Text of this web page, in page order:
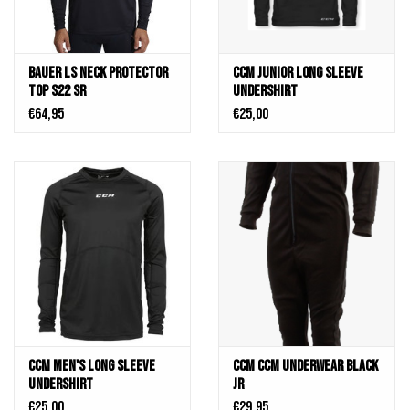
Bauer LS Neck Protector
Top S22 SR
€64,95
CCM Junior Long Sleeve
Undershirt
€25,00
CCM Men's Long Sleeve
Undershirt
CCM CCM Underwear Black
JR